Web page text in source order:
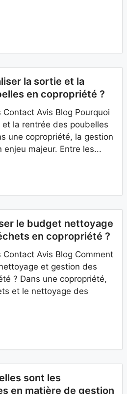
la sortie et la
en copropriété ?
Avis Blog Pourquoi
la rentrée des poubelles
une copropriété, la gestion
majeur. Entre les...
le budget nettoyage
en copropriété ?
Avis Blog Comment
et gestion des
? Dans une copropriété,
et le nettoyage des
sont les
en matière de gestion